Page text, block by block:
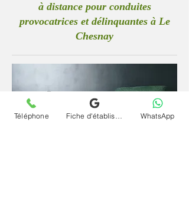
à distance pour conduites
provocatrices et délinquantes à Le
Chesnay
Téléphone WhatsApp